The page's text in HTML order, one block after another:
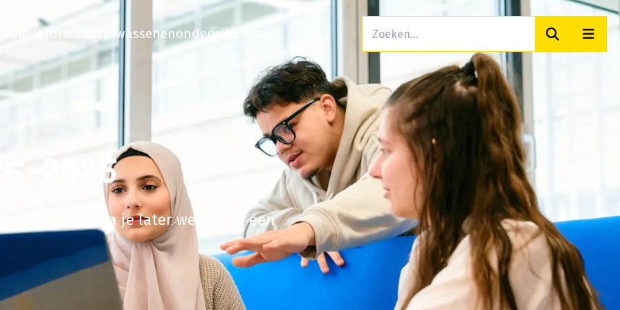
informatie Volwassenenonderwijs
Zoeken
2026
opleiding, ga je later werken in een